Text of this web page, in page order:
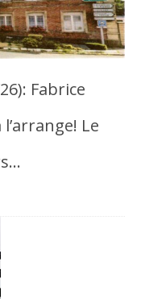
Fabrice
Le